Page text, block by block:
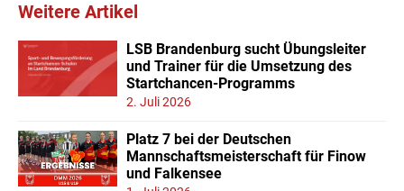
Weitere Artikel
LSB Brandenburg sucht Übungsleiter
und Trainer für die Umsetzung des
Startchancen-Programms
2. Juli 2026
Platz 7 bei der Deutschen
Mannschaftsmeisterschaft für Finow
und Falkensee